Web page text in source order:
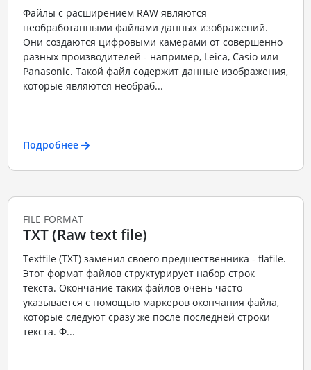
Файлы с расширением RAW являются
необработанными файлами данных изображений.
Они создаются цифровыми камерами от совершенно
разных производителей - например, Leica, Casio или
Panasonic. Такой файл содержит данные изображения,
которые являются необраб...
Подробнее
FILE FORMAT
TXT (Raw text file)
Textfile (TXT) заменил своего предшественника - flafile.
Этот формат файлов структурирует набор строк
текста. Окончание таких файлов очень часто
указывается с помощью маркеров окончания файла,
которые следуют сразу же после последней строки
текста. Ф...